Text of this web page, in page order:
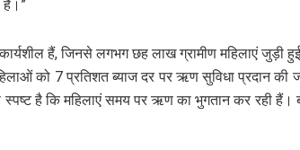
हैं।”
हैं, जिनसे लगभग छह लाख ग्रामीण महिलाएं जुड़ी
को 7 प्रतिशत ब्याज दर पर ऋण सुविधा प्रदान
है कि महिलाएं समय पर ऋण का भुगतान कर रही हैं।